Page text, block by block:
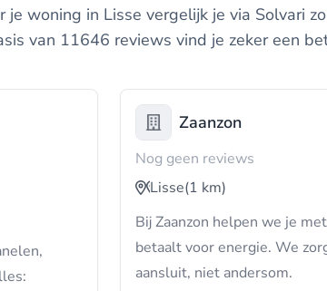
woning in Lisse vergelijk je via Solvari
van 11646 reviews vind je zeker een
Zaanzon
Nog geen reviews
Lisse(1 km)
Bij Zaanzon helpen we je
betaalt voor energie. We
aansluit, niet andersom.